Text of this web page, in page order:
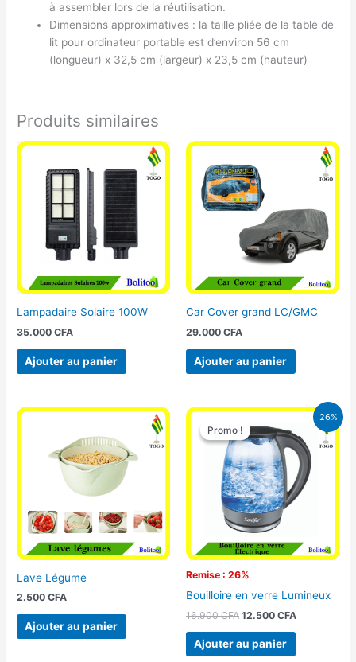
à assembler lors de la réutilisation.
Dimensions approximatives : la taille pliée de la table de
lit pour ordinateur portable est d’environ 56 cm
(longueur) x 32,5 cm (largeur) x 23,5 cm (hauteur)
Produits similaires
Lampadaire Solaire 100W
35.000CFA
Ajouter au panier
Car Cover grand LC/GMC
29.000 CFA
Ajouter au panier
Lave Légume
2.500CFA
Ajouter au panier
26%
Promo !
Remise : 26%
Promo !
Bouilloire en verre Lumineux
16.900CFA
Le
prix
initial
16.900 CFA.
12.500 CFA
Le
prix
actuel
est :
12.500 CFA.
Ajouter au panier